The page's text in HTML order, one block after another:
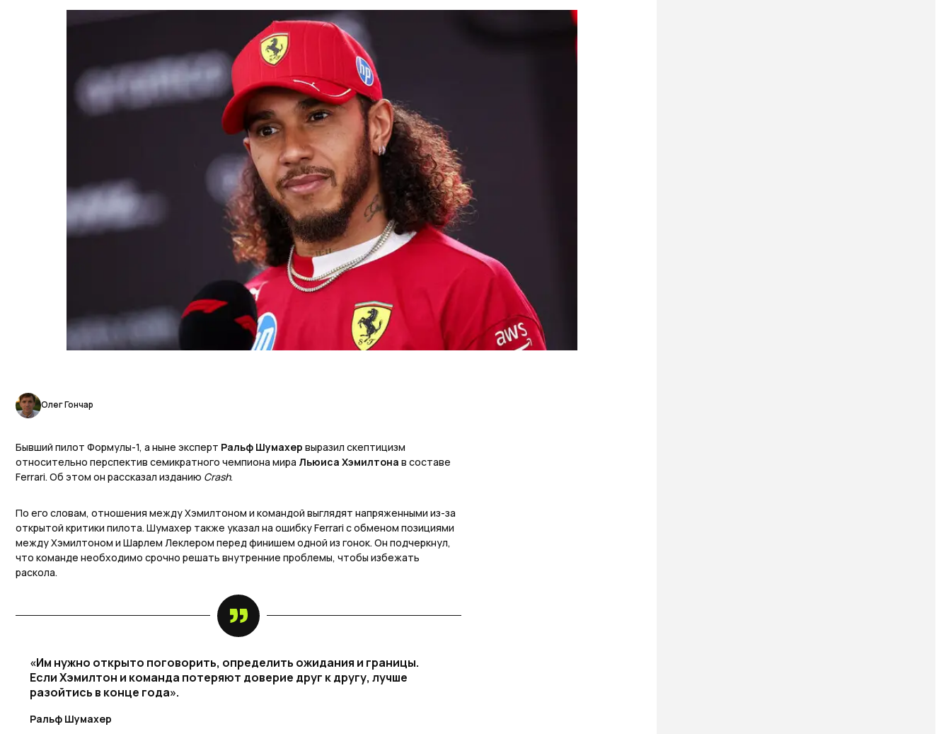
Олег Гончар
Бывший пилот Формулы-1, а ныне эксперт Ральф Шумахер выразил скептицизм
относительно перспектив семикратного чемпиона мира Льюиса Хэмилтона в составе
Ferrari. Об этом он рассказал изданию Crash.
По его словам, отношения между Хэмилтоном и командой выглядят напряженными из-за
открытой критики пилота. Шумахер также указал на ошибку Ferrari с обменом позициями
между Хэмилтоном и Шарлем Леклером перед финишем одной из гонок. Он подчеркнул,
что команде необходимо срочно решать внутренние проблемы, чтобы избежать
раскола.
«Им нужно открыто поговорить, определить ожидания и границы.
Если Хэмилтон и команда потеряют доверие друг к другу, лучше
разойтись в конце года».
Ральф Шумахер